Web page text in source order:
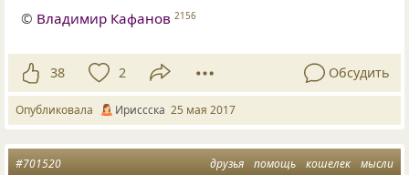
© Владимир Кафанов 2156
38 2 Обсудить
Опубликовала Ириссска 25 мая 2017
друзья помощь кошелек мысли
#701520